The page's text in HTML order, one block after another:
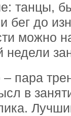
танцы,
бег до
можно
недели
пара
в